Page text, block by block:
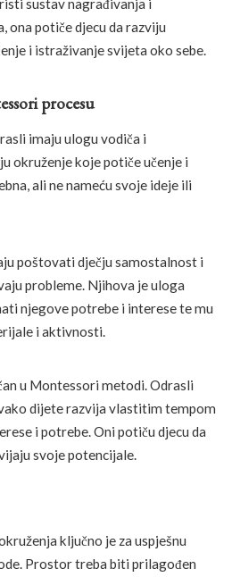
sustav nagrađivanja i
ona potiče djecu da razviju
i istraživanje svijeta oko sebe.
procesu
imaju ulogu vodiča i
okruženje koje potiče učenje i
ali ne nameću svoje ideje ili
poštovati dječju samostalnost i
probleme. Njihova je uloga
njegove potrebe i interese te mu
i aktivnosti.
u Montessori metodi. Odrasli
dijete razvija vlastitim tempom
i potrebe. Oni potiču djecu da
svoje potencijale.
ključno je za uspješnu
Prostor treba biti prilagođen